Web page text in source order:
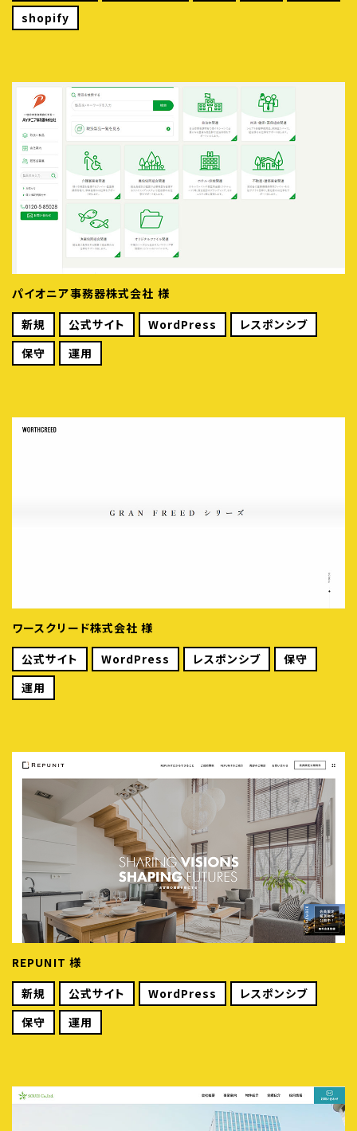
shopify
パイオニア事務器株式会社 様
新規
公式サイト WordPress
レスポンシブ
保守
運用
ワースクリード株式会社 様
公式サイト
WordPress レスポンシブ
保守
運用
REPUNIT 様
新規
公式サイト WordPress
レスポンシブ
保守
運用